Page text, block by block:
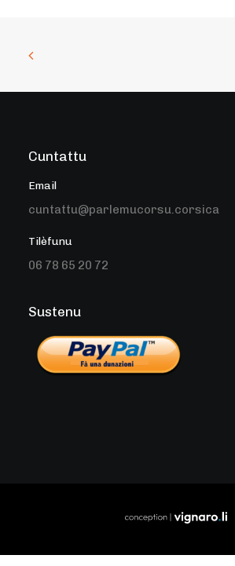
Cuntattu
Email
cuntattu@parlemucorsu.corsica
Tilèfunu
06 78 65 20 72
Sustenu